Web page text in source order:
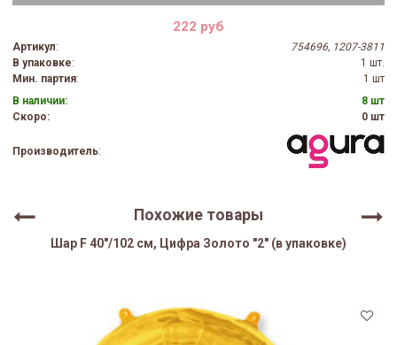
222 руб
Артикул:
754696, 1207-3811
В упаковке:
1 шт.
Мин. партия:
1 шт
В наличии:
8 шт
Скоро:
0 шт
Производитель:
Похожие товары
Шар F 40"/102 см, Цифра Золото "2" (в упаковке)